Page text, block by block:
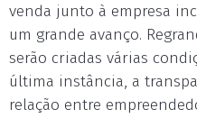
venda junto à empresa
um grande avanço.
serão criadas várias
última instância, a
relação entre